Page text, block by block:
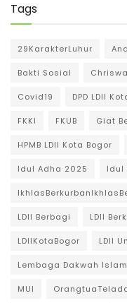
Tags
29KarakterLuhur
Bakti Sosial
Covid19 DPD LDII
FKKI FKUB Giat
HPMB LDII Kota Bogor
Idul Adha 2025 Idul
LDII Berbagi LDII
LDIIKotaBogor LDII
Lembaga Dakwah
MUI